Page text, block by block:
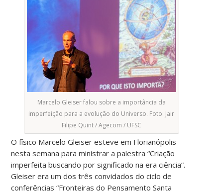
Marcelo Gleiser falou sobre a importância da
imperfeição para a evolução do Universo. Foto: Jair
Filipe Quint / Agecom / UFSC
O físico Marcelo Gleiser esteve em Florianópolis
nesta semana para ministrar a palestra “Criação
imperfeita buscando por significado na era ciência”.
Gleiser era um dos três convidados do ciclo de
conferências “Fronteiras do Pensamento Santa